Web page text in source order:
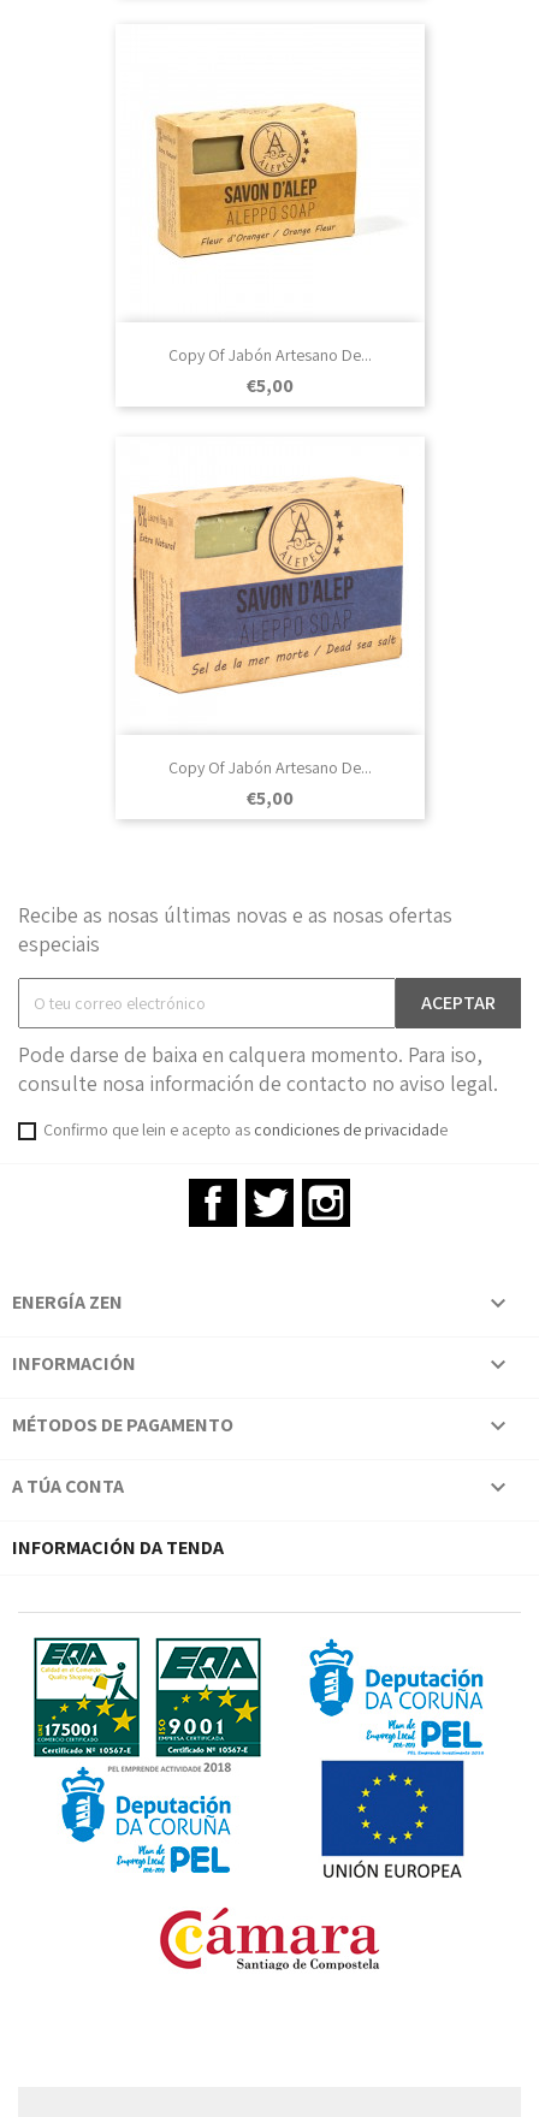
Copy Of Jabón Artesano De...
Prezo
€5,00
Copy Of Jabón Artesano De...
Prezo
€5,00
Recibe as nosas últimas novas e as nosas ofertas
especiais
Pode darse de baixa en calquera momento. Para iso,
consulte nosa información de contacto no aviso legal.
Confirmo que lein e acepto as condiciones de privacidade
FacebookTwitter
ENERGÍA ZEN 
INFORMACIÓN 
MÉTODOS DE PAGAMENTO 
A TÚA CONTA 
INFORMACIÓN DA TENDA